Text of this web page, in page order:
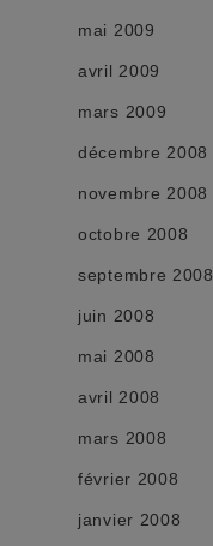
mai 2009
avril 2009
mars 2009
décembre 2008
novembre 2008
octobre 2008
septembre 2008
juin 2008
mai 2008
avril 2008
mars 2008
février 2008
janvier 2008